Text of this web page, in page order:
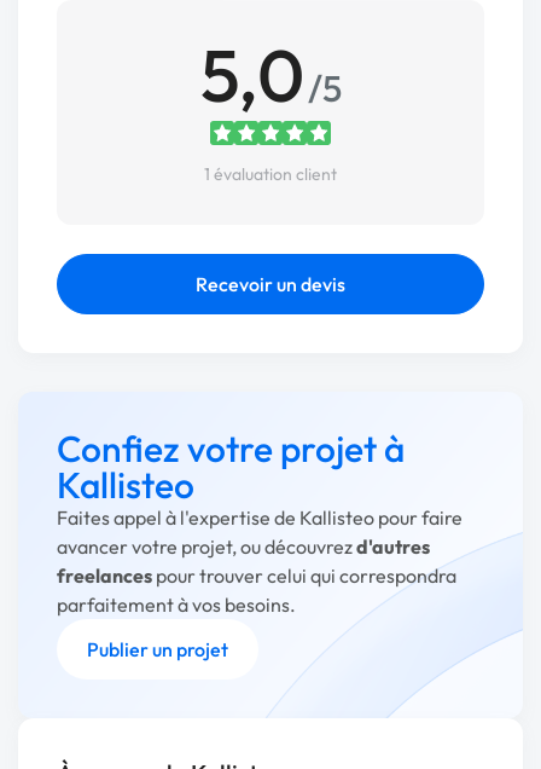
5,0/5
1 évaluation client
Recevoir un devis
Confiez votre projet à
Kallisteo
Faites appel à l'expertise de Kallisteo pour faire
avancer votre projet, ou découvrezd'autres
freelances pour trouver celui qui correspondra
parfaitement à vos besoins.
Publier un projet